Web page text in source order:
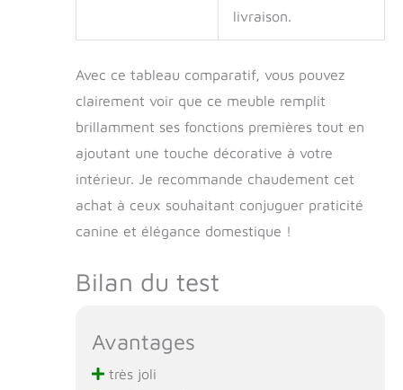
livraison.
Avec ce tableau comparatif, vous pouvez
clairement voir que ce meuble remplit
brillamment ses fonctions premières tout en
ajoutant une touche décorative à votre
intérieur. Je recommande chaudement cet
achat à ceux souhaitant conjuguer praticité
canine et élégance domestique !
Bilan du test
Avantages
très joli